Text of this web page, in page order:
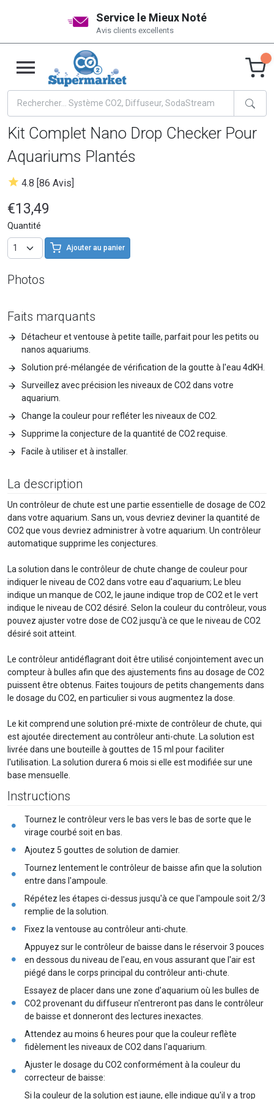
Service le Mieux Noté
Avis clients excellents
Kit Complet Nano Drop Checker Pour
Aquariums Plantés
4.8 [86 Avis]
€13,49
Quantité
Ajouter au panier
Faits marquants
Détacheur et ventouse à petite taille, parfait pour les petits ou
nanos aquariums.
Solution pré-mélangée de vérification de la goutte à l'eau 4dKH.
Surveillez avec précision les niveaux de CO2 dans votre
aquarium.
Change la couleur pour refléter les niveaux de CO2.
Supprime la conjecture de la quantité de CO2 requise.
Facile à utiliser et à installer.
La description
Un contrôleur de chute est une partie essentielle de dosage de CO2
dans votre aquarium. Sans un, vous devriez deviner la quantité de
CO2 que vous devriez administrer à votre aquarium. Un contrôleur
automatique supprime les conjectures.
La solution dans le contrôleur de chute change de couleur pour
indiquer le niveau de CO2 dans votre eau d'aquarium; Le bleu
indique un manque de CO2, le jaune indique trop de CO2 et le vert
indique le niveau de CO2 désiré. Selon la couleur du contrôleur, vous
pouvez ajuster votre dose de CO2 jusqu'à ce que le niveau de CO2
désiré soit atteint.
Le contrôleur antidéflagrant doit être utilisé conjointement avec un
compteur à bulles afin que des ajustements fins au dosage de CO2
puissent être obtenus. Faites toujours de petits changements dans
le dosage du CO2, en particulier si vous augmentez la dose.
Le kit comprend une solution pré-mixte de contrôleur de chute, qui
est ajoutée directement au contrôleur anti-chute. La solution est
livrée dans une bouteille à gouttes de 15 ml pour faciliter
l'utilisation. La solution durera 6 mois si elle est modifiée sur une
base mensuelle.
Instructions
Tournez le contrôleur vers le bas vers le bas de sorte que le
virage courbé soit en bas.
Ajoutez 5 gouttes de solution de damier.
Tournez lentement le contrôleur de baisse afin que la solution
entre dans l'ampoule.
Répétez les étapes ci-dessus jusqu'à ce que l'ampoule soit 2/3
remplie de la solution.
Fixez la ventouse au contrôleur anti-chute.
Appuyez sur le contrôleur de baisse dans le réservoir 3 pouces
en dessous du niveau de l'eau, en vous assurant que l'air est
piégé dans le corps principal du contrôleur anti-chute.
Essayez de placer dans une zone d'aquarium où les bulles de
CO2 provenant du diffuseur n'entreront pas dans le contrôleur
de baisse et donneront des lectures inexactes.
Attendez au moins 6 heures pour que la couleur reflète
fidèlement les niveaux de CO2 dans l'aquarium.
Ajuster le dosage du CO2 conformément à la couleur du
correcteur de baisse:
Si la couleur de la solution est jaune, elle indique qu'il y a trop
Photos